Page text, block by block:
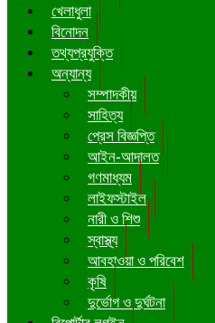
খেলাধুলা
বিনোদন
তথ্যপ্রযুক্তি
অন্যান্য
সম্পাদকীয়
সাহিত্য
প্রেস বিজ্ঞপ্তি
আইন-আদালত
গণমাধ্যম
লাইফস্টাইল
নারী ও শিশু
স্বাস্থ্য
আবহাওয়া ও পরিবেশ
কৃষি
দুর্ভোগ ও দুর্ঘটনা